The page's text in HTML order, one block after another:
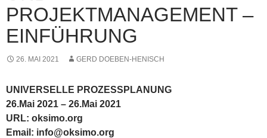
PROJEKTMANAGEMENT –
EINFÜHRUNG
26. MAI 2021 GERD DOEBEN-HENISCH
UNIVERSELLE PROZESSPLANUNG
26.Mai 2021 – 26.Mai 2021
URL: oksimo.org
Email: info@oksimo.org